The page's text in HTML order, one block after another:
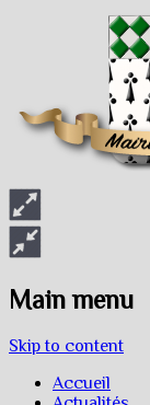
Main menu
Skip to content
Accueil